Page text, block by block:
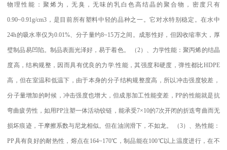
物理性能：聚烯为，无臭，无味的乳白色高结晶的聚合物，密度只有
0.90~0.91g/cm3 ，是目前所有塑料中轻的品种之一。它对水特别稳定。在水中
24h的吸水率仅为0.01%、分子量约8~15万之间。成形性好，但因收缩率大，厚
璧制品易凹陷。制品表面光泽好，易于着色。 （2）、力学性能：聚丙烯的结晶
度高，结构规整，因而具有优良的力学. 性能，其强度和硬度，弹性都比HDPE
高，但在室温和低温下，由于本身的分子结构规整度高，所以冲击强度较差，
分子量增加的时候，冲击强度也增大，但成形加工性能变差， PP的性能就是抗
弯曲疲劳性，如用PP注塑一体活动铰链，能承受7×10的7次开闭的折迭弯曲而无
损坏痕迹，干摩擦系数与尼龙相似。但在油润滑下，不如龙。 （3）、热性能：
PP具有良好的耐热性，熔点在164~170℃ ，制品能在100℃以上温度进行，在不